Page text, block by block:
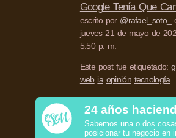
Google Tenía Que
escrito por @rafael_soto_
jueves 21 de mayo de
5:50 p. m.
Este post fue etiquetado:
web ia opinión tecnología
24 años
Sabemos una o dos
posicionar tu negocio en